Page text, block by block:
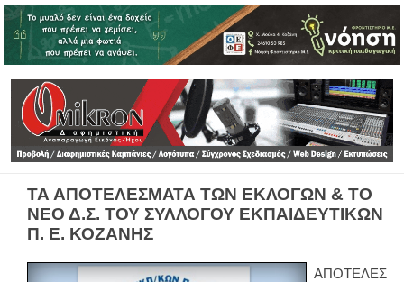
ΤΑ ΑΠΟΤΕΛΕΣΜΑΤΑ ΤΩΝ ΕΚΛΟΓΩΝ & ΤΟ
ΝΕΟ Δ.Σ. ΤΟΥ ΣΥΛΛΟΓΟΥ ΕΚΠΑΙΔΕΥΤΙΚΩΝ
Π. Ε. ΚΟΖΑΝΗΣ
ΑΠΟΤΕΛΕΣ